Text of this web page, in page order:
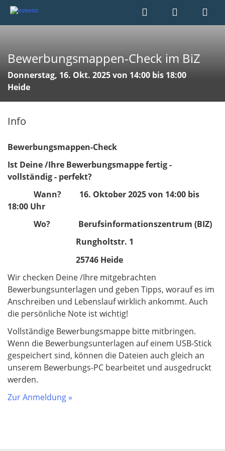
Bewerbungsmappen-Check im BiZ
Donnerstag, 16. Okt. 2025 von 14:00 bis 18:00
Heide
Info
Bewerbungsmappen-Check
Ist Deine /Ihre Bewerbungsmappe fertig -
vollständig - perfekt?
Wann? 16. Oktober 2025 von 14:00 bis
18:00 Uhr
Wo? Berufsinformationszentrum (BIZ)
Rungholtstr. 1
25746 Heide
Wir checken Deine /Ihre mitgebrachten
Bewerbungsunterlagen und geben Tipps, worauf es im
Anschreiben und Lebenslauf wirklich ankommt. Auch
die persönliche Note ist wichtig!
Vollständige Bewerbungsmappe bitte mitbringen.
Wenn die Bewerbungsunterlagen auf einem USB-Stick
gespeichert sind, können die Dateien auch gleich an
unserem Bewerbungs-PC bearbeitet und ausgedruckt
werden.
Zur Anmeldung »